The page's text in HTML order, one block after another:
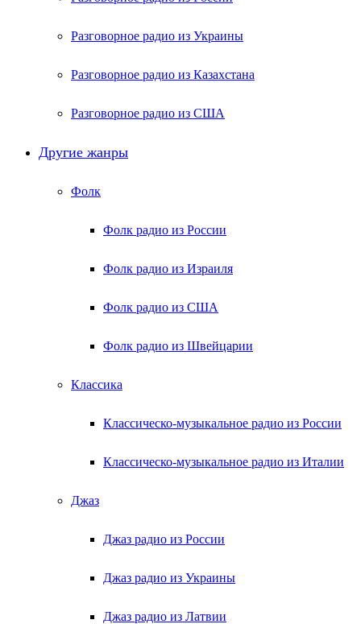
Разговорное радио из Украины
Разговорное радио из Казахстана
Разговорное радио из США
Другие жанры
Фолк
Фолк радио из России
Фолк радио из Израиля
Фолк радио из США
Фолк радио из Швейцарии
Классика
Классическо-музыкальное радио из России
Классическо-музыкальное радио из Италии
Джаз
Джаз радио из России
Джаз радио из Украины
Джаз радио из Латвии